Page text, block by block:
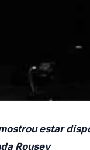
estar
Rousey